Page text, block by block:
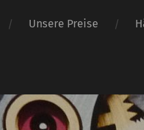
Unsere Preise